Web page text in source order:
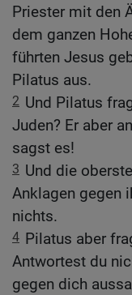
Priester mit den
dem ganzen
führten Jesus
Pilatus aus.
2 Und Pilatus
Juden? Er aber
sagst es!
3 Und die
Anklagen gegen
nichts.
4 Pilatus aber
Antwortest du
gegen dich